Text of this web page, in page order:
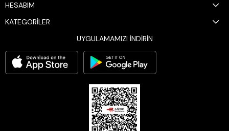
HESABIM
KATEGORİLER
UYGULAMAMIZI İNDİRİN